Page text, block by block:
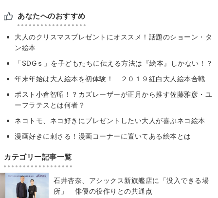
あなたへのおすすめ
大人のクリスマスプレゼントにオススメ！話題のショーン・タ
ン絵本
「SDGｓ」を子どもたちに伝える方法は『絵本』しかない！？
年末年始は大人絵本を初体験！ ２０１９紅白大人絵本合戦
ポスト小倉智昭！？カズレーザーが正月から推す佐藤雅彦・ユ
ーフラテスとは何者？
ネコトモ、ネコ好きにプレゼントしたい大人が喜ぶネコ絵本
漫画好きに刺さる！漫画コーナーに置いてある絵本とは
カテゴリー記事一覧
石井杏奈、アシックス新旗艦店に「没入できる場
所」 俳優の役作りとの共通点